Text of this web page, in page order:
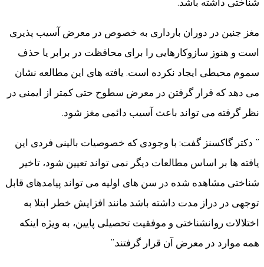
شناختی داشته باشد.
مغز جنین در دوران بارداری به خصوص در معرض آسیب پذیری
است و هنوز سازوکارهایی را برای محافظت در برابر یا حذف
سموم محیطی ایجاد نکرده است. یافته های این مطالعه نشان
می دهد که قرار گرفتن در معرض سطوح حتی کمتر از ایمنی در
نظر گرفته می تواند باعث آسیب دائمی مغز شود.
” دکتر گاکسنز گفت: با وجودی که خصوصیات بالینی فردی این
یافته ها بر اساس مطالعات دیگر نمی تواند تعیین شود، تاخیر
شناختی مشاهده شده در سن های اولیه می تواند پیامدهای قابل
توجهی در دراز مدت داشته باشد مانند افزایش خطر ابتلا به
اختلالات روانشناختی و موفقیت تحصیلی پایین، به ویژه اینکه
همه موارد در معرض آن قرار گرفتند.”